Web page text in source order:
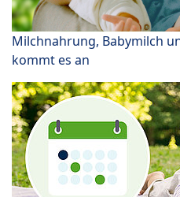
Milchnahrung, Babymilch
kommt es an